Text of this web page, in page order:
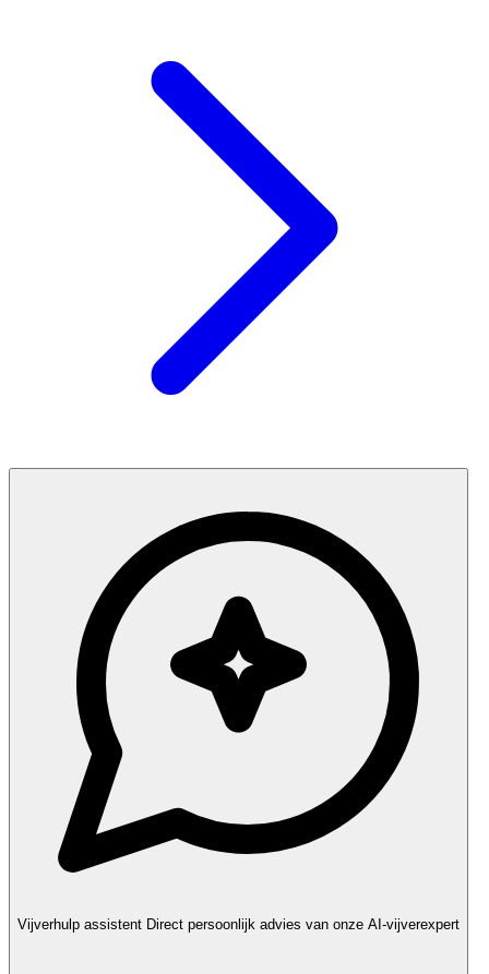
Vijverhulp assistent Direct persoonlijk advies van onze AI-vijverexpert